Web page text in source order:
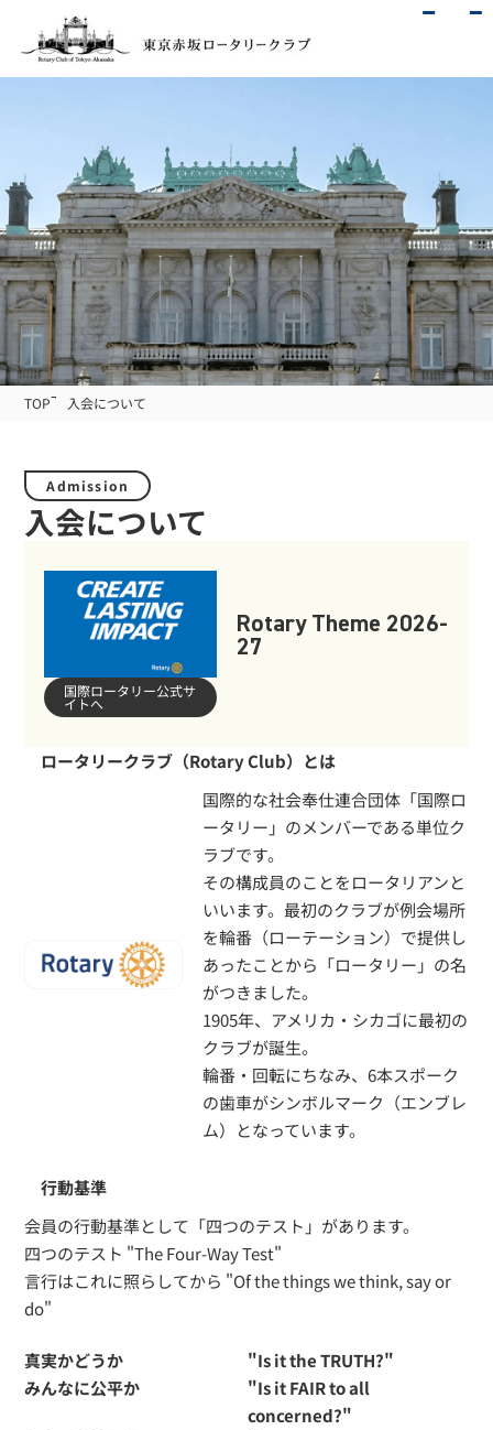
TOP 入会について
Admission
入会について
国際ロータリー公式サ
イトへ
Rotary Theme 2026-
27
ロータリークラブ（Rotary Club）とは
国際的な社会奉仕連合団体「国際ロ
ータリー」のメンバーである単位ク
ラブです。
その構成員のことをロータリアンと
いいます。最初のクラブが例会場所
を輪番（ローテーション）で提供し
あったことから「ロータリー」の名
がつきました。
1905年、アメリカ・シカゴに最初の
クラブが誕生。
輪番・回転にちなみ、6本スポーク
の歯車がシンボルマーク（エンブレ
ム）となっています。
行動基準
会員の行動基準として「四つのテスト」があります。
四つのテスト "The Four-Way Test"
言行はこれに照らしてから "Of the things we think, say or
do"
真実かどうか
"Is it the TRUTH?"
みんなに公平か
"Is it FAIR to all
concerned?"